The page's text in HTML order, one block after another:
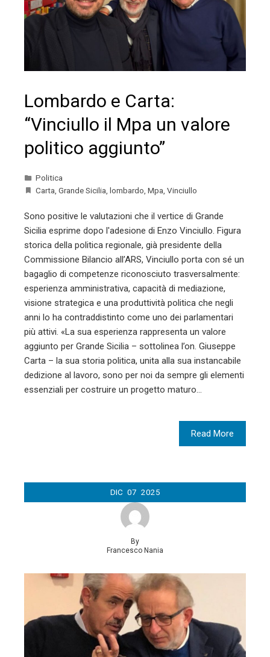
Lombardo e Carta:
“Vinciullo il Mpa un valore
politico aggiunto”
Politica
Carta Grande Sicilia lombardo Mpa Vinciullo
Sono positive le valutazioni che il vertice di Grande
Sicilia esprime dopo l'adesione di Enzo Vinciullo. Figura
storica della politica regionale, già presidente della
Commissione Bilancio all’ARS, Vinciullo porta con sé un
bagaglio di competenze riconosciuto trasversalmente:
esperienza amministrativa, capacità di mediazione,
visione strategica e una produttività politica che negli
anni lo ha contraddistinto come uno dei parlamentari
più attivi. «La sua esperienza rappresenta un valore
aggiunto per Grande Sicilia – sottolinea l’on. Giuseppe
Carta – la sua storia politica, unita alla sua instancabile
dedizione al lavoro, sono per noi da sempre gli elementi
essenziali per costruire un progetto maturo…
Read More
DIC 07 2025
By
Francesco Nania